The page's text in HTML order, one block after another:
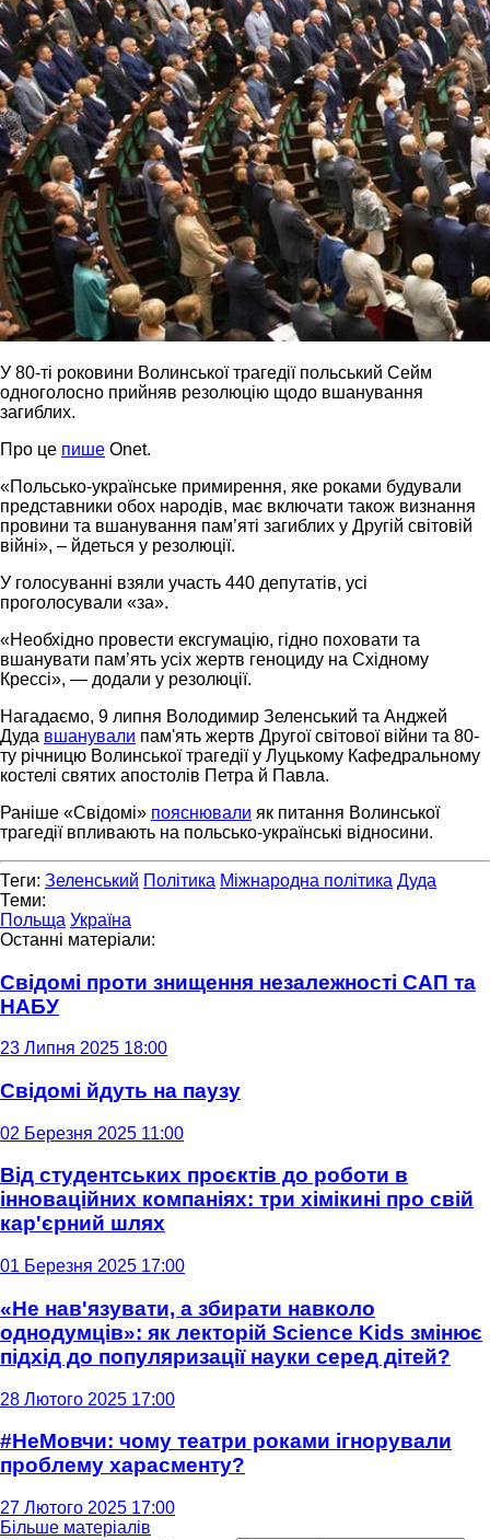
У 80-ті роковини Волинської трагедії польський Сейм
одноголосно прийняв резолюцію щодо вшанування
загиблих.
Про це пише Onet.
«Польсько-українське примирення, яке роками будували
представники обох народів, має включати також визнання
провини та вшанування пам’яті загиблих у Другій світовій
війні», – йдеться у резолюції.
У голосуванні взяли участь 440 депутатів, усі
проголосували «за».
«Необхідно провести ексгумацію, гідно поховати та
вшанувати пам’ять усіх жертв геноциду на Східному
Крессі», — додали у резолюції.
Нагадаємо, 9 липня Володимир Зеленський та Анджей
Дуда вшанували пам'ять жертв Другої світової війни та 80-
ту річницю Волинської трагедії у Луцькому Кафедральному
костелі святих апостолів Петра й Павла.
Раніше «Свідомі» пояснювали як питання Волинської
трагедії впливають на польсько-українські відносини.
Теги: Зеленський Політика Міжнародна політика Дуда
Теми:
Польща Україна
Останні матеріали:
Свідомі проти знищення незалежності САП та
НАБУ
23 Липня 2025 18:00
Свідомі йдуть на паузу
02 Березня 2025 11:00
Від студентських проєктів до роботи в
інноваційних компаніях: три хімікині про свій
кар'єрний шлях
01 Березня 2025 17:00
«Не нав'язувати, а збирати навколо
однодумців»: як лекторій Science Kids змінює
підхід до популяризації науки серед дітей?
28 Лютого 2025 17:00
#НеМовчи: чому театри роками ігнорували
проблему харасменту?
27 Лютого 2025 17:00
Більше матеріалів